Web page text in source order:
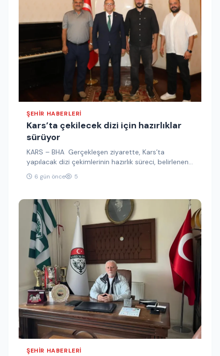
ŞEHIR HABERLERI
Kars’ta çekilecek dizi için hazırlıklar
sürüyor
KARS – BHA Gerçekleşen ziyarette, Kars’ta
yapılacak dizi çekimlerinin hazırlık süreci, belirlenen
çekim mekanları ve prodüksiyon çalışmalarına
ilişkin…
6 gün önce 5
ŞEHIR HABERLERI